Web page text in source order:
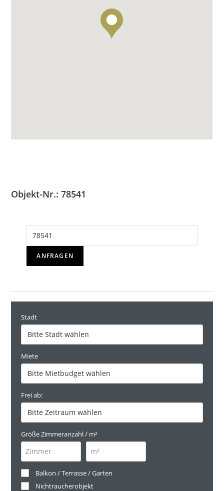
Objekt-Nr.: 78541
ANFRAGEN
Stadt
Miete
Frei ab:
Größe Zimmeranzahl / m²
Balkon / Terrasse / Garten
Nichtraucherobjekt